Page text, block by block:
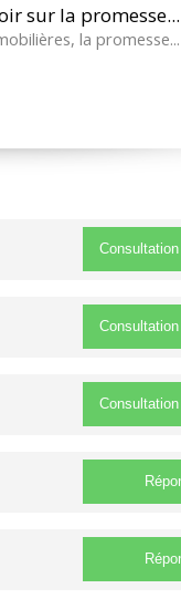
sur la promesse...
la promesse...